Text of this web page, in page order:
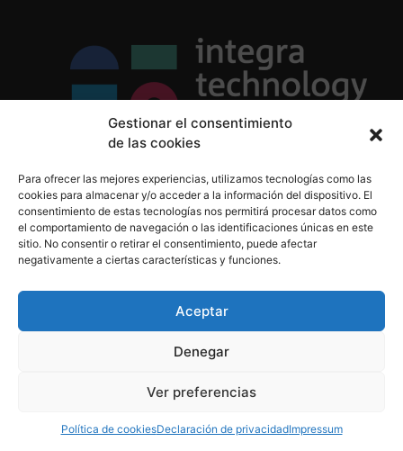
Gestionar el consentimiento
de las cookies
Para ofrecer las mejores experiencias, utilizamos tecnologías como las
cookies para almacenar y/o acceder a la información del dispositivo. El
consentimiento de estas tecnologías nos permitirá procesar datos como
el comportamiento de navegación o las identificaciones únicas en este
sitio. No consentir o retirar el consentimiento, puede afectar
negativamente a ciertas características y funciones.
Aceptar
Denegar
Ver preferencias
Política de cookiesDeclaración de privacidadImpressum
Política de Cookies
Aviso Legal
910 607 564
derechos reservados